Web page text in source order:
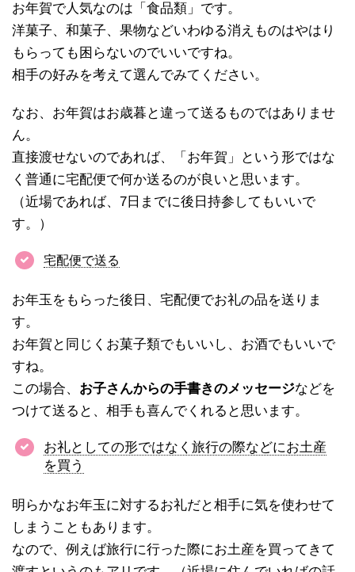
お年賀で人気なのは「食品類」です。
洋菓子、和菓子、果物などいわゆる消えものはやはり
もらっても困らないのでいいですね。
相手の好みを考えて選んでみてください。
なお、お年賀はお歳暮と違って送るものではありませ
ん。
直接渡せないのであれば、「お年賀」という形ではな
く普通に宅配便で何か送るのが良いと思います。
（近場であれば、7日までに後日持参してもいいで
す。）
宅配便で送る
お年玉をもらった後日、宅配便でお礼の品を送りま
す。
お年賀と同じくお菓子類でもいいし、お酒でもいいで
すね。
この場合、 お子さんからの手書きのメッセージなどを
つけて送ると、相手も喜んでくれると思います。
お礼としての形ではなく旅行の際などにお土産
を買う
明らかなお年玉に対するお礼だと相手に気を使わせて
しまうこともあります。
なので、例えば旅行に行った際にお土産を買ってきて